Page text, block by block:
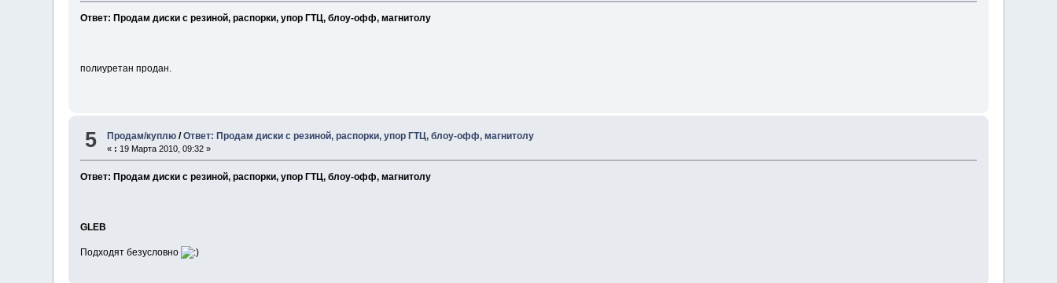
Ответ: Продам диски с резиной, распорки, упор ГТЦ, блоу-офф, магнитолу
полиуретан продан.
5 Продам/куплю /Ответ: Продам диски с резиной, распорки, упор ГТЦ, блоу-офф, магнитолу
« : 19 Марта 2010, 09:32 »
Ответ: Продам диски с резиной, распорки, упор ГТЦ, блоу-офф, магнитолу
GLEB
Подходят безусловно